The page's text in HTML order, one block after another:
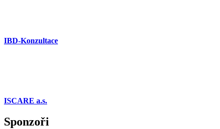
IBD-Konzultace
ISCARE a.s.
Sponzoři